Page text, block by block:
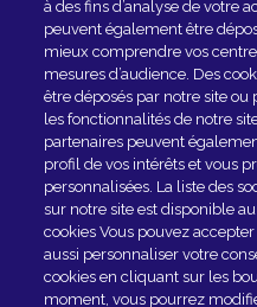
EN
à des fins d’analyse de votre
peuvent également être
mieux comprendre vos
mesures d’audience. Des
être déposés par notre site ou
les fonctionnalités de notre
partenaires peuvent
profil de vos intérêts et vous
personnalisées. La liste des
sur notre site est disponible
cookies Vous pouvez
aussi personnaliser votre
cookies en cliquant sur les
moment, vous pourrez